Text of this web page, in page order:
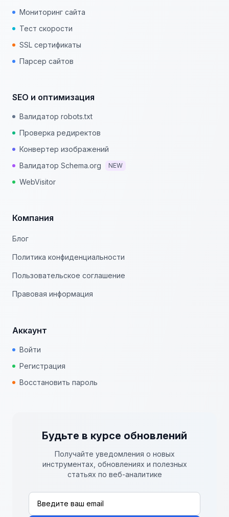
Мониторинг сайта
Тест скорости
SSL сертификаты
Парсер сайтов
SEO и оптимизация
Валидатор robots.txt
Проверка редиректов
Конвертер изображений
Валидатор Schema.org
NEW
WebVisitor
Компания
Блог
Политика конфиденциальности
Пользовательское соглашение
Правовая информация
Аккаунт
Войти
Регистрация
Восстановить пароль
Будьте в курсе обновлений
Получайте уведомления о новых
инструментах, обновлениях и полезных
статьях по веб-аналитике